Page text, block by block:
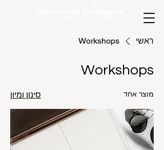
ראשי Workshops
Workshops
מוצר אחד סינון ומיון